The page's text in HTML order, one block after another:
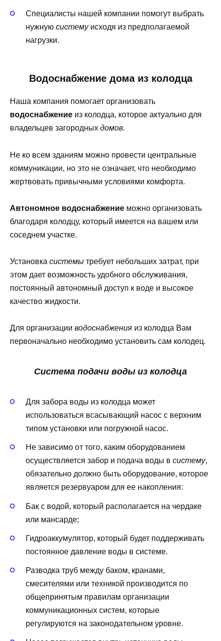
Специалисты нашей компании помогут выбрать
нужную системуисходя из предполагаемой
нагрузки.
Водоснабжение домаиз колодца
Наша компания помогает организовать
водоснабжение из колодца, которое актуально для
владельцев загородных домов.
Не ко всем зданиям можно провести центральные
коммуникации, но это не означает, что необходимо
жертвовать привычными условиями комфорта.
Автономное водоснабжение можно организовать
благодаря колодцу, который имеется на вашем или
соседнем участке.
Установка системы требует небольших затрат, при
этом дает возможность удобного обслуживания,
постоянный автономный доступ к воде и высокое
качество жидкости.
Для организации водоснабжения из колодца Вам
первоначально необходимо установить сам колодец.
Система подачи воды из колодца
Для забора воды из колодца может
использоваться всасывающий насос с верхним
типом установки или погружной насос.
Не зависимо от того, каким оборудованием
осуществляется забор и подача воды в систему,
обязательно должно быть оборудование, которое
является резервуаром для ее накопления:
Бак с водой, который располагается на чердаке
или мансарде;
Гидроаккумулятор, который будет поддерживать
постоянное давление воды в системе.
Разводка труб между баком, кранами,
смесителями или техникой производится по
общепринятым правилам организации
коммуникационных систем, которые
регулируются на законодательном уровне.